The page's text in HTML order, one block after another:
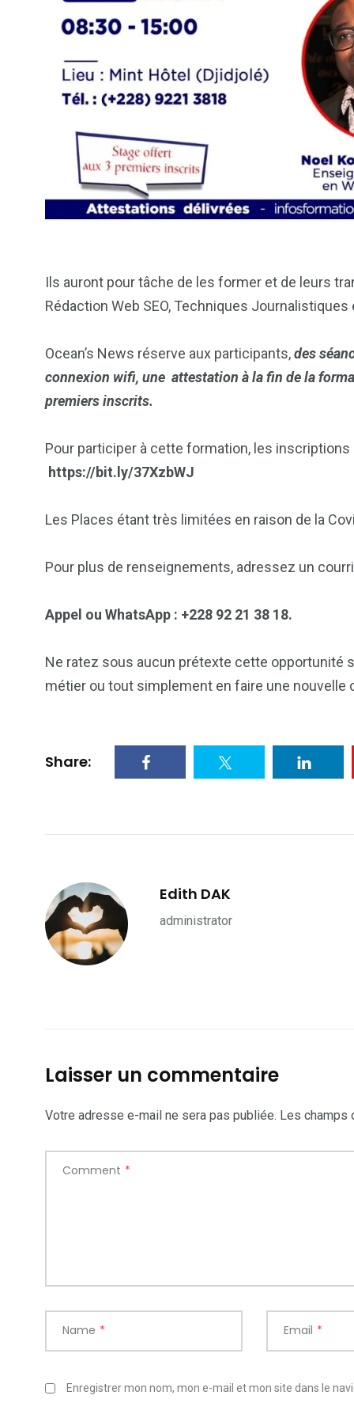
Ils auront pour tâche de les former et de leurs
Rédaction Web SEO, Techniques
Ocean’s News réserve aux participants,des
connexion wifi, une attestation à la fin de la
premiers inscrits.
Pour participer à cette formation, les
https://bit.ly/37XzbWJ
Les Places étant très limitées en raison de la
Pour plus de renseignements, adressez un
Appel ou WhatsApp : +228 92 21 38 18.
Ne ratez sous aucun prétexte cette opportunité
métier ou tout simplement en faire une nouvelle
Share:
Edith DAK
administrator
Laisser un commentaire
Votre adresse e-mail ne sera pas publiée. Les champs
Comment *
Name * Email *
Enregistrer mon nom, mon e-mail et mon site dans le